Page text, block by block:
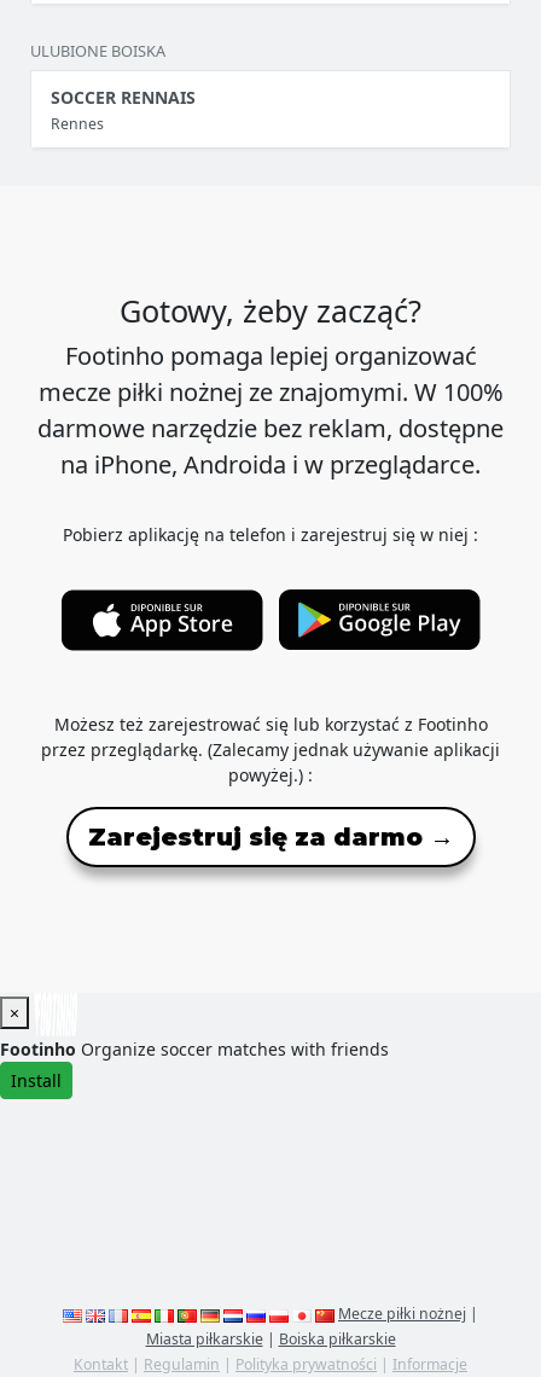
ULUBIONE BOISKA
SOCCER RENNAIS
Rennes
Gotowy, żeby zacząć?
Footinho pomaga lepiej organizować
mecze piłki nożnej ze znajomymi. W 100%
darmowe narzędzie bez reklam, dostępne
na iPhone, Androida i w przeglądarce.
Pobierz aplikację na telefon i zarejestruj się w niej :
Możesz też zarejestrować się lub korzystać z Footinho
przez przeglądarkę. (Zalecamy jednak używanie aplikacji
powyżej.) :
Zarejestruj się za darmo →
×
Footinho Organize soccer matches with friends
Install
Mecze piłki nożnej
Miasta piłkarskie| Boiska piłkarskie
Kontakt
Regulamin Polityka prywatności Informacje